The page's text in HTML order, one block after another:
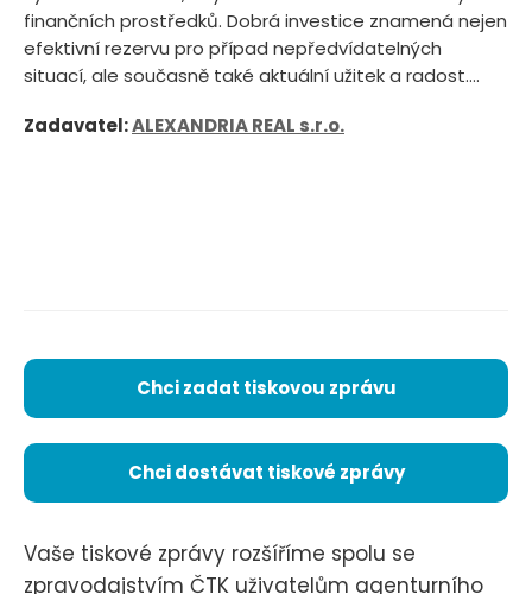
finančních prostředků. Dobrá investice znamená nejen
efektivní rezervu pro případ nepředvídatelných
situací, ale současně také aktuální užitek a radost....
Zadavatel:ALEXANDRIA REAL s.r.o.
Chci zadat tiskovou zprávu
Chci dostávat tiskové zprávy
Vaše tiskové zprávy rozšíříme spolu se
zpravodajstvím ČTK uživatelům agenturního